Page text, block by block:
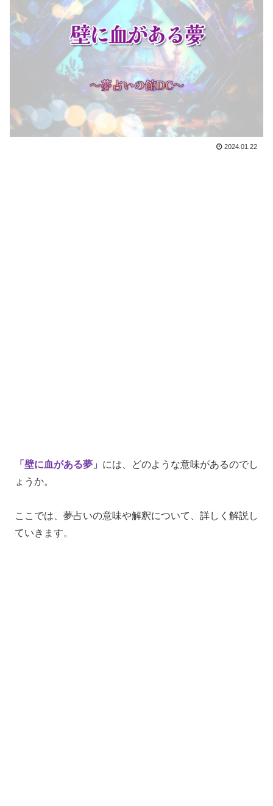
2024.01.22
「壁に血がある夢」 には、どのような意味があるのでし
ょうか。
ここでは、夢占いの意味や解釈について、詳しく解説し
ていきます。